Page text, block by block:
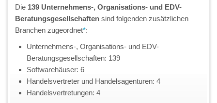
Die 139 Unternehmens-, Organisations- und EDV-
Beratungsgesellschaften sind folgenden zusätzlichen
Branchen zugeordnet*:
Unternehmens-, Organisations- und EDV-
Beratungsgesellschaften: 139
Softwarehäuser: 6
Handelsvertreter und Handelsagenturen: 4
Handelsvertretungen: 4